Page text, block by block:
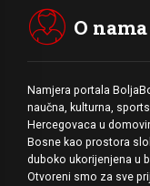
O nama
Namjera portala
naučna, kulturna,
Hercegovaca u
Bosne kao prostora
duboko ukorijenjena u
Otvoreni smo za sve